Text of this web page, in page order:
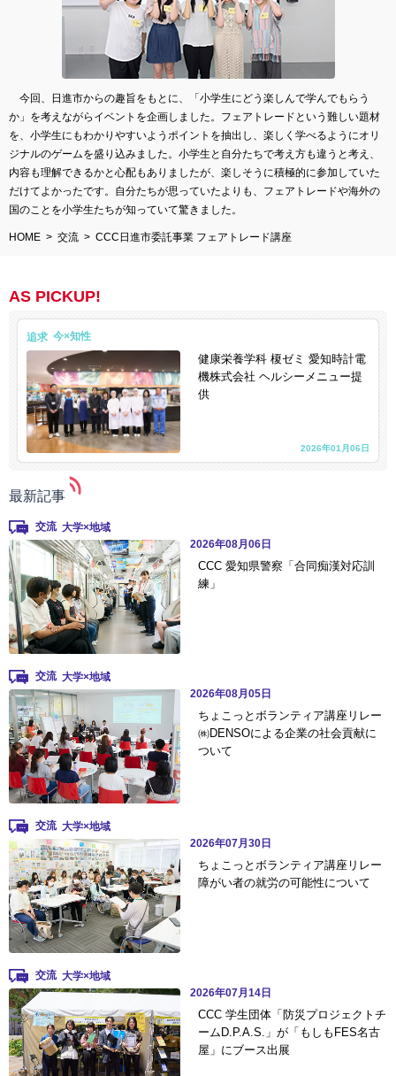
今回、日進市からの趣旨をもとに、「小学生にどう楽しんで学んでもらう
か」を考えながらイベントを企画しました。フェアトレードという難しい題材
を、小学生にもわかりやすいようポイントを抽出し、楽しく学べるようにオリ
ジナルのゲームを盛り込みました。小学生と自分たちで考え方も違うと考え、
内容も理解できるかと心配もありましたが、楽しそうに積極的に参加していた
だけてよかったです。自分たちが思っていたよりも、フェアトレードや海外の
国のことを小学生たちが知っていて驚きました。
HOME 交流 CCC日進市委託事業 フェアトレード講座
AS PICKUP!
追求
健康栄養学科 榎ゼミ 愛知時計電
機株式会社 ヘルシーメニュー提
供
2026年01月06日
最新記事
交流
CCC 愛知県警察「合同痴漢対応訓
練」
2026年08月06日
交流
ちょこっとボランティア講座リレー
㈱DENSOによる企業の社会貢献に
ついて
2026年08月05日
交流
ちょこっとボランティア講座リレー
障がい者の就労の可能性について
2026年07月30日
交流
CCC 学生団体「防災プロジェクトチ
ームD.P.A.S.」が「もしもFES名古
屋」にブース出展
2026年07月14日